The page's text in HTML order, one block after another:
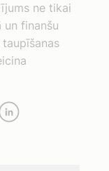
ne tikai
finanšu